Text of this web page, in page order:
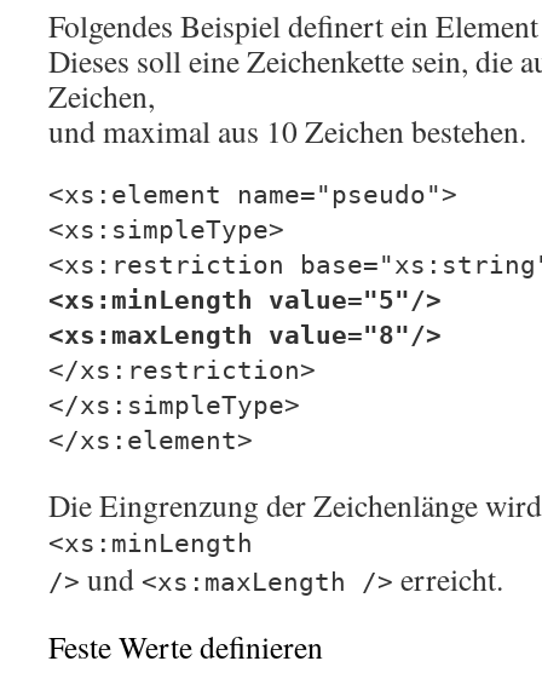
Folgendes Beispiel definert ein
Dieses soll eine Zeichenkette sein, die
Zeichen,
und maximal aus 10 Zeichen bestehen.
<xs:element name="pseudo">
<xs:simpleType>
<xs:restriction
<xs:minLength value="5"/>
<xs:maxLength value="8"/>
</xs:restriction>
</xs:simpleType>
</xs:element>
Die Eingrenzung der Zeichenlänge
<xs:minLength
/> und <xs:maxLength /> erreicht.
Feste Werte definieren